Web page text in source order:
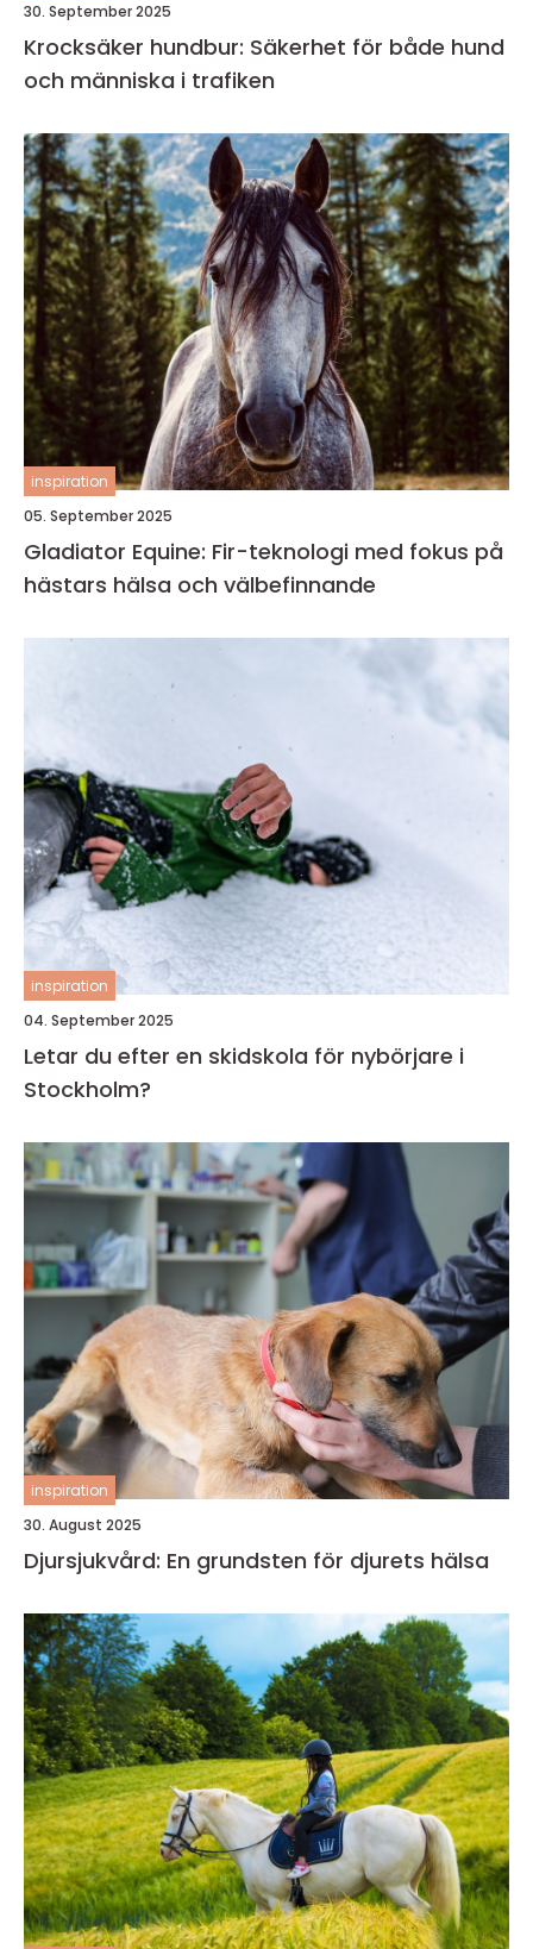
30. September 2025
Krocksäker hundbur: Säkerhet för både hund
och människa i trafiken
inspiration
05. September 2025
Gladiator Equine: Fir-teknologi med fokus på
hästars hälsa och välbefinnande
inspiration
04. September 2025
Letar du efter en skidskola för nybörjare i
Stockholm?
inspiration
30. August 2025
Djursjukvård: En grundsten för djurets hälsa